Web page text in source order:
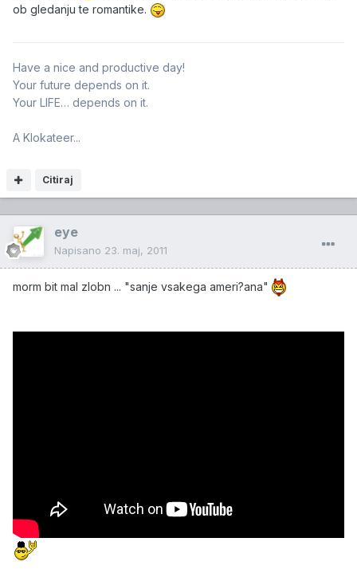
ob gledanju te romantike.
Citiraj
Have a nice and productive day!
Your future depends on it.
Your LIFE… depends on it.
A Klokateer...
eye
Napisano 23. maj, 2011
morm bit mal zlobn ... "sanje vsakega ameri?ana"